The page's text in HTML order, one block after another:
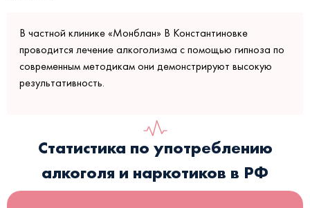
В частной клинике «Монблан» В Константиновке
проводится лечение алкоголизма с помощью гипноза по
современным методикам они демонстрируют высокую
результативность.
Статистика по употреблению
алкоголя и наркотиков в РФ